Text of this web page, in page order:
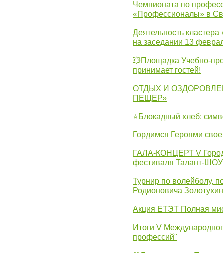
Чемпионата по
«Профессионалы» в
Деятельность
на заседании 13
💥Площадка Учебно-
принимает гостей!
ОТДЫХ И
ПЕЩЕР»
⭐Блокадный хлеб:
Гордимся Героями
ГАЛА-КОНЦЕРТ V
фестиваля Талант-ШОУ
Турнир по волейболу,
Родионовича
Акция ЕТЭТ Полная
Итоги V
профессий"